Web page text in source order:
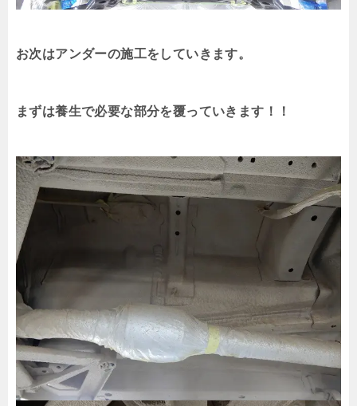
お次はアンダーの施工をしていきます。
まずは養生で必要な部分を覆っていきます！！